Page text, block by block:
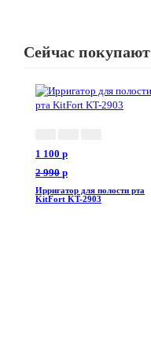
Сейчас покупают
1 100 p
2 990 p
Ирригатор для полости рта
KitFort KT-2903